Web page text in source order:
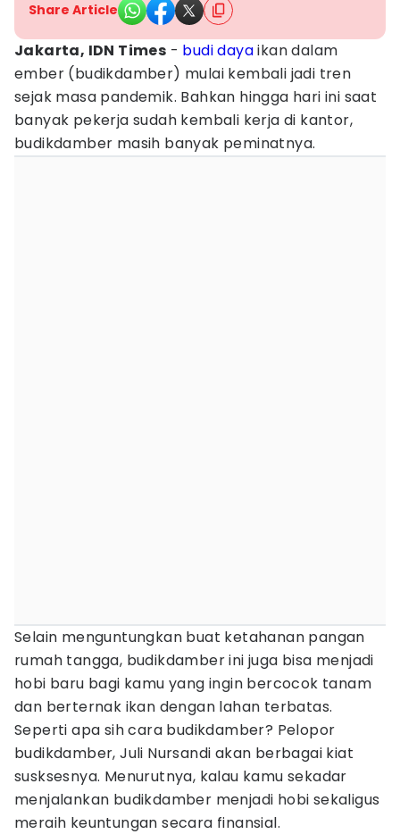
Share Article
Jakarta, IDN Times - budi dayaikan dalam
ember (budikdamber) mulai kembali jadi tren
sejak masa pandemik. Bahkan hingga hari ini saat
banyak pekerja sudah kembali kerja di kantor,
budikdamber masih banyak peminatnya.
Selain menguntungkan buat ketahanan pangan
rumah tangga, budikdamber ini juga bisa menjadi
hobi baru bagi kamu yang ingin bercocok tanam
dan berternak ikan dengan lahan terbatas.
Seperti apa sih cara budikdamber? Pelopor
budikdamber, Juli Nursandi akan berbagai kiat
susksesnya. Menurutnya, kalau kamu sekadar
menjalankan budikdamber menjadi hobi sekaligus
meraih keuntungan secara finansial.